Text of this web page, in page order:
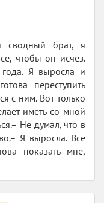
сводный брат, я
чтобы он исчез.
Я выросла и
переступить
с ним. Вот только
иметь со мной
Не думал, что в
Я выросла. Все
показать мне,